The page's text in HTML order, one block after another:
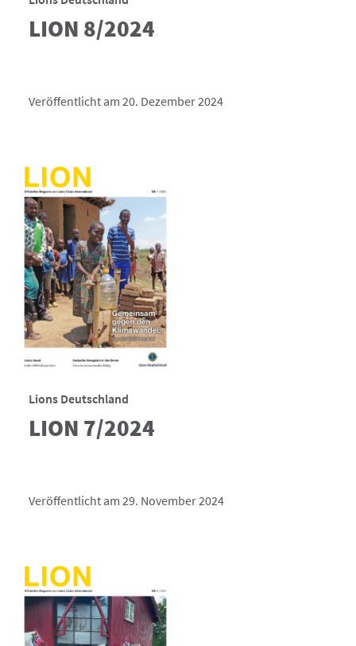
LION 8/2024
Veröffentlicht am 20. Dezember 2024
Lions Deutschland
LION 7/2024
Veröffentlicht am 29. November 2024